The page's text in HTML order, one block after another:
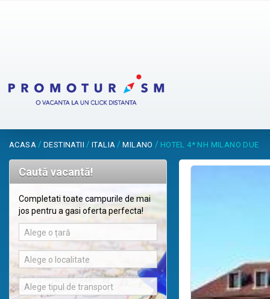
ACASA / DESTINATII / ITALIA /MILANO / HOTEL 4* NH MILANO DUE
Caută vacantă!
Completati toate campurile de mai
jos pentru a gasi oferta perfecta!
Alege o țară
Alege o localitate
Alege tipul de transport